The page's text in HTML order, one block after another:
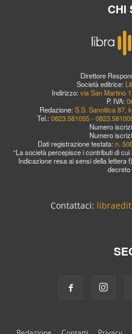
CHI
Direttore
Società editrice:
Indirizzo: via San Martino
P. IVA:
Redazione: S.S. Sannitica 87,
Tel.: 0823.581055 -
Numero
Numero
Dati registrazione testata: n.
“La società percepisce i contributi di
Indicazione resa ai sensi della lettera
decreto
Contattaci: